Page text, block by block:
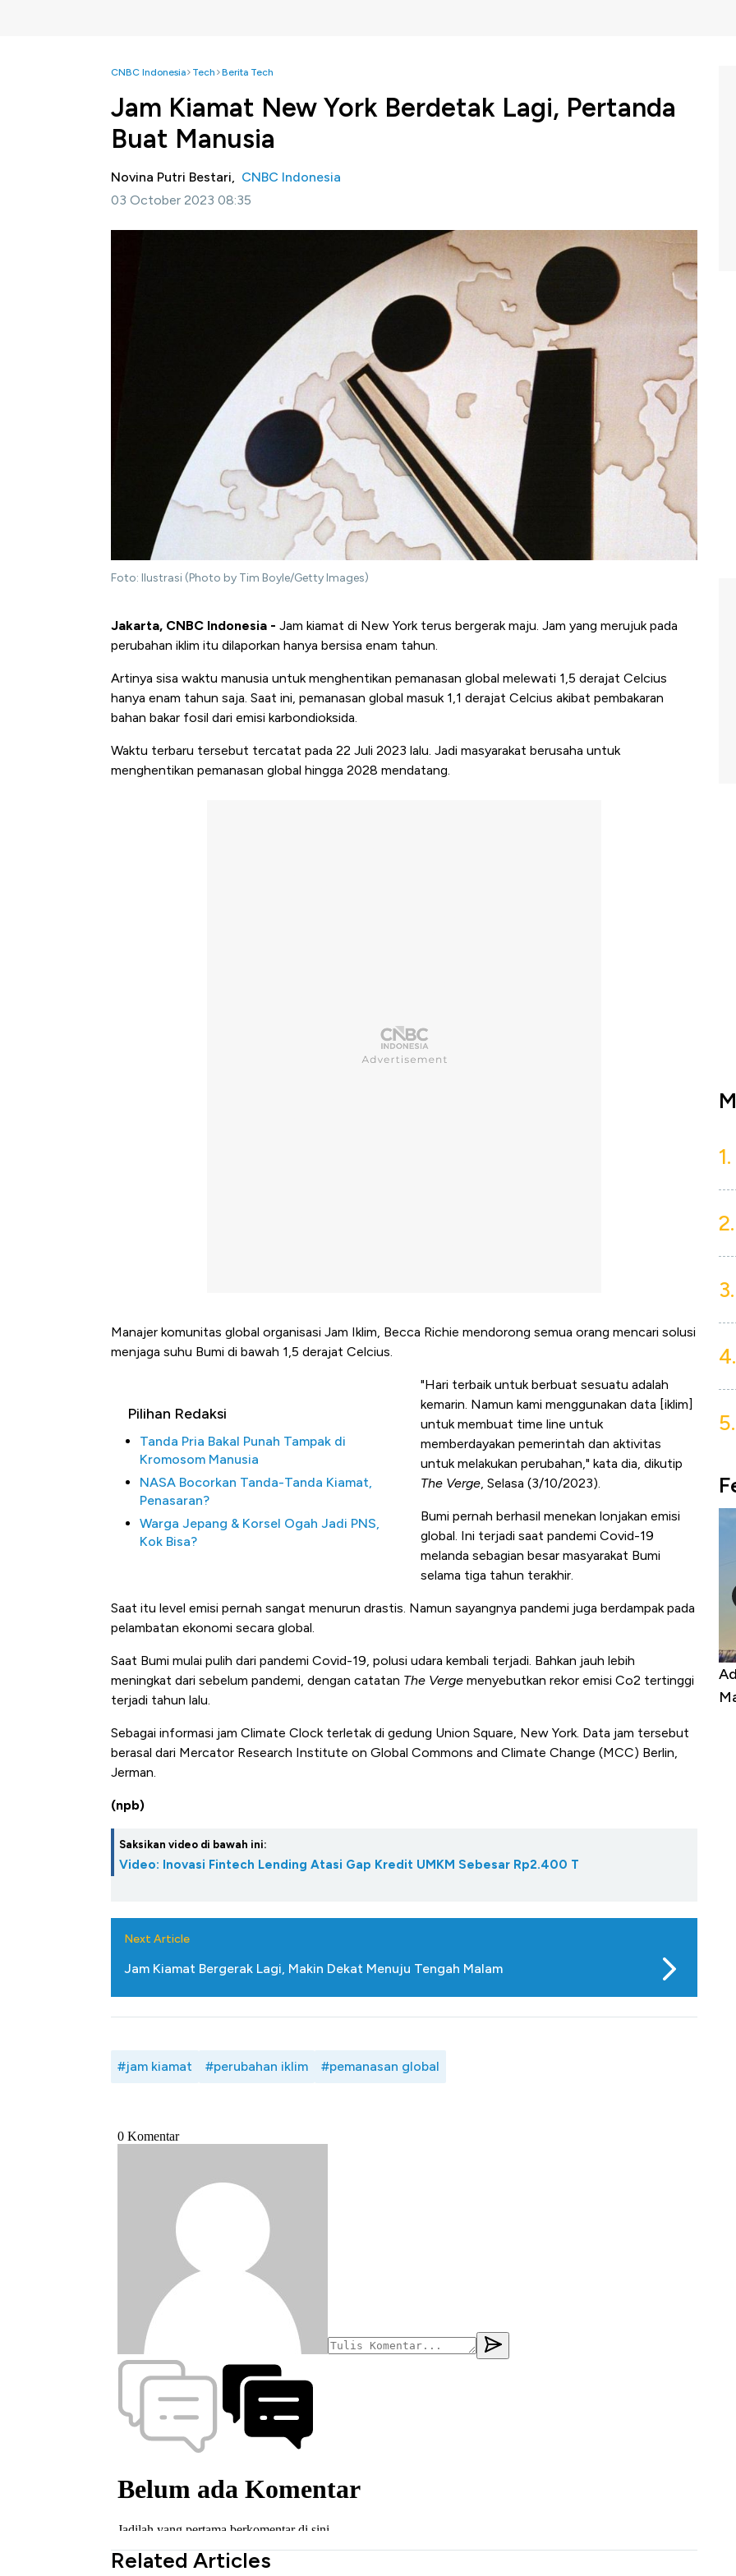
CNBC Indonesia Tech Berita Tech
Jam Kiamat New York Berdetak Lagi, Pertanda
Buat Manusia
Novina Putri Bestari, CNBC Indonesia
03 October 2023 08:35
Foto: Ilustrasi (Photo by Tim Boyle/Getty Images)
Jakarta, CNBC Indonesia - Jam kiamat di New York terus bergerak maju. Jam yang merujuk pada
perubahan iklim itu dilaporkan hanya bersisa enam tahun.
Artinya sisa waktu manusia untuk menghentikan pemanasan global melewati 1,5 derajat Celcius
hanya enam tahun saja. Saat ini, pemanasan global masuk 1,1 derajat Celcius akibat pembakaran
bahan bakar fosil dari emisi karbondioksida.
Waktu terbaru tersebut tercatat pada 22 Juli 2023 lalu. Jadi masyarakat berusaha untuk
menghentikan pemanasan global hingga 2028 mendatang.
Manajer komunitas global organisasi Jam Iklim, Becca Richie mendorong semua orang mencari solusi
menjaga suhu Bumi di bawah 1,5 derajat Celcius.
Pilihan Redaksi
Tanda Pria Bakal Punah Tampak di
Kromosom Manusia
NASA Bocorkan Tanda-Tanda Kiamat,
Penasaran?
Warga Jepang & Korsel Ogah Jadi PNS,
Kok Bisa?
"Hari terbaik untuk berbuat sesuatu adalah
kemarin. Namun kami menggunakan data [iklim]
untuk membuat time line untuk
memberdayakan pemerintah dan aktivitas
untuk melakukan perubahan," kata dia, dikutip
The Verge, Selasa (3/10/2023).
Bumi pernah berhasil menekan lonjakan emisi
global. Ini terjadi saat pandemi Covid-19
melanda sebagian besar masyarakat Bumi
selama tiga tahun terakhir.
Saat itu level emisi pernah sangat menurun drastis. Namun sayangnya pandemi juga berdampak pada
pelambatan ekonomi secara global.
Saat Bumi mulai pulih dari pandemi Covid-19, polusi udara kembali terjadi. Bahkan jauh lebih
meningkat dari sebelum pandemi, dengan catatan The Verge menyebutkan rekor emisi Co2 tertinggi
terjadi tahun lalu.
Sebagai informasi jam Climate Clock terletak di gedung Union Square, New York. Data jam tersebut
berasal dari Mercator Research Institute on Global Commons and Climate Change (MCC) Berlin,
Jerman.
(npb)
Saksikan video di bawah ini:
Video: Inovasi Fintech Lending Atasi Gap Kredit UMKM Sebesar Rp2.400 T
Next Article
Jam Kiamat Bergerak Lagi, Makin Dekat Menuju Tengah Malam
#jam kiamat #perubahan iklim #pemanasan global
Related Articles
1.
2.
3.
4.
5.
Kongo Tutup Keran Ekspor, Harga